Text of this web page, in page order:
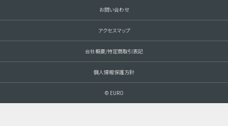
お問い合わせ
アクセスマップ
会社概要/特定商取引表記
個人情報保護方針
© EURO